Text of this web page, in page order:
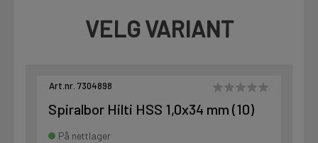
VELG VARIANT
Art.nr. 7304898
Spiralbor Hilti HSS 1,0x34 mm (10)
På nettlager